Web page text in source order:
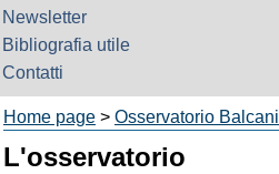
Newsletter
Bibliografia utile
Contatti
Home page > Osservatorio Balcani
L'osservatorio